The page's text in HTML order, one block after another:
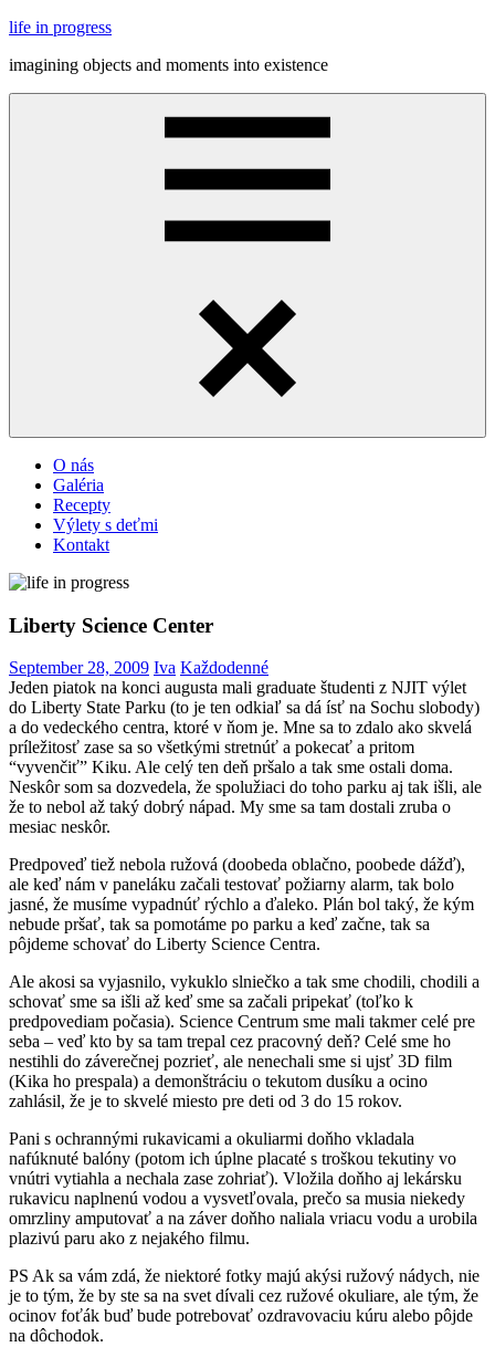
Skip
content
life in progress
imagining objects and moments into existence
O nás
Galéria
Recepty
Výlety s deťmi
Kontakt
Liberty Science Center
September 28, 2009 Iva Každodenné
Jeden piatok na konci augusta mali graduate študenti z NJIT výlet
do Liberty State Parku (to je ten odkiaľ sa dá ísť na Sochu slobody)
a do vedeckého centra, ktoré v ňom je. Mne sa to zdalo ako skvelá
príležitosť zase sa so všetkými stretnúť a pokecať a pritom
“vyvenčiť” Kiku. Ale celý ten deň pršalo a tak sme ostali doma.
Neskôr som sa dozvedela, že spolužiaci do toho parku aj tak išli, ale
že to nebol až taký dobrý nápad. My sme sa tam dostali zruba o
mesiac neskôr.
Predpoveď tiež nebola ružová (doobeda oblačno, poobede dážď),
ale keď nám v paneláku začali testovať požiarny alarm, tak bolo
jasné, že musíme vypadnúť rýchlo a ďaleko. Plán bol taký, že kým
nebude pršať, tak sa pomotáme po parku a keď začne, tak sa
pôjdeme schovať do Liberty Science Centra.
Ale akosi sa vyjasnilo, vykuklo slniečko a tak sme chodili, chodili a
schovať sme sa išli až keď sme sa začali pripekať (toľko k
predpovediam počasia). Science Centrum sme mali takmer celé pre
seba – veď kto by sa tam trepal cez pracovný deň? Celé sme ho
nestihli do záverečnej pozrieť, ale nenechali sme si ujsť 3D film
(Kika ho prespala) a demonštráciu o tekutom dusíku a ocino
zahlásil, že je to skvelé miesto pre deti od 3 do 15 rokov.
Pani s ochrannými rukavicami a okuliarmi doňho vkladala
nafúknuté balóny (potom ich úplne placaté s troškou tekutiny vo
vnútri vytiahla a nechala zase zohriať). Vložila doňho aj lekársku
rukavicu naplnenú vodou a vysvetľovala, prečo sa musia niekedy
omrzliny amputovať a na záver doňho naliala vriacu vodu a urobila
plazivú paru ako z nejakého filmu.
PS Ak sa vám zdá, že niektoré fotky majú akýsi ružový nádych, nie
je to tým, že by ste sa na svet dívali cez ružové okuliare, ale tým, že
ocinov foťák buď bude potrebovať ozdravovaciu kúru alebo pôjde
na dôchodok.